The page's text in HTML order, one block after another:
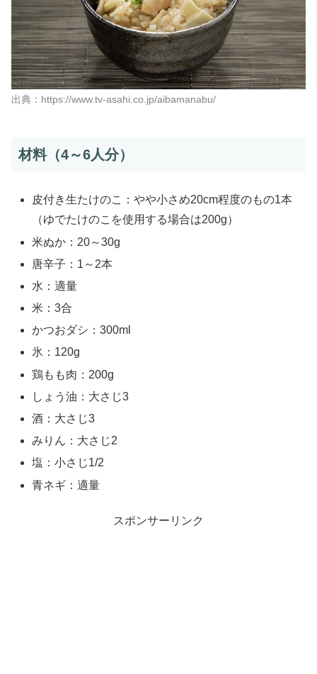
出典：https://www.tv-asahi.co.jp/aibamanabu/
材料（4～6人分）
皮付き生たけのこ：やや小さめ20cm程度のもの1本
（ゆでたけのこを使用する場合は200g）
米ぬか：20～30g
唐辛子：1～2本
水：適量
米：3合
かつおダシ：300ml
氷：120g
鶏もも肉：200g
しょう油：大さじ3
酒：大さじ3
みりん：大さじ2
塩：小さじ1/2
青ネギ：適量
スポンサーリンク